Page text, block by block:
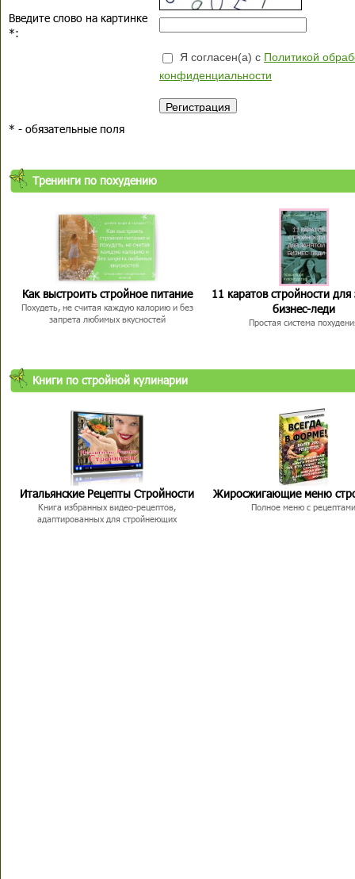
Введите слово на картинке
*:
Я согласен(а) с Политикой
конфиденциальности
* - обязательные поля
Тренинги по похудению
Как выстроить стройное питание
Похудеть, не считая каждую калорию и без
запрета любимых вкусностей
11 каратов стройности для
бизнес-леди
Простая система
Книги по стройной кулинарии
Итальянские Рецепты Стройности
Книга избранных видео-рецептов,
адаптированных для стройнеющих
Жиросжигающие меню
Полное меню с рецептами